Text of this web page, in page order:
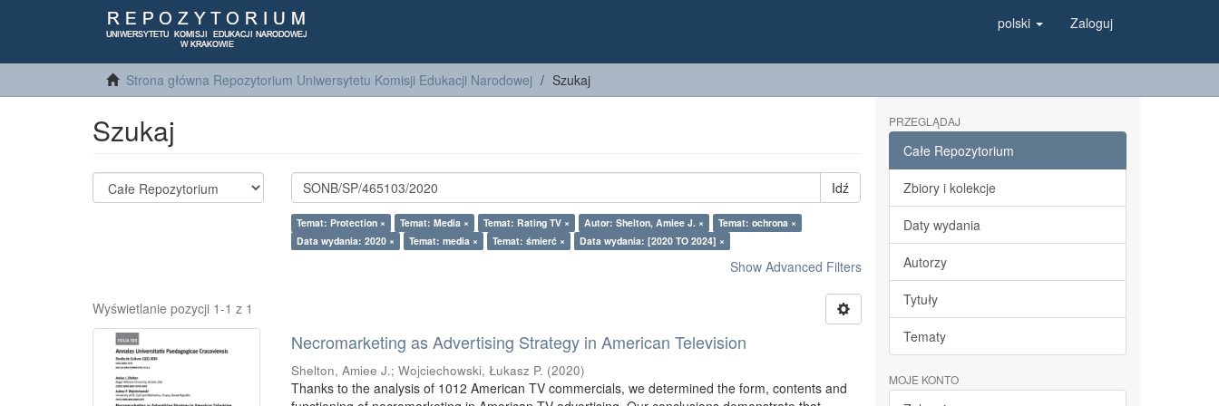
polski Zaloguj
Strona główna Repozytorium Uniwersytetu Komisji Edukacji Narodowej Szukaj
Szukaj
Idź
Temat: Protection × Temat: Media × Temat: Rating TV × Autor: Shelton, Amiee J. ×
Temat: ochrona ×
Data wydania: 2020 ×
Temat: media × Temat: śmierć × Data wydania: [2020 TO 2024] ×
Show Advanced Filters
Wyświetlanie pozycji 1-1 z 1
Necromarketing as Advertising Strategy in American Television
Shelton, Amiee J.;Wojciechowski, Łukasz P. (2020)
Thanks to the analysis of 1012 American TV commercials, we determined the form, contents and
PRZEGLĄDAJ
Całe Repozytorium
Zbiory i kolekcje
Daty wydania
Autorzy
Tytuły
Tematy
MOJE KONTO